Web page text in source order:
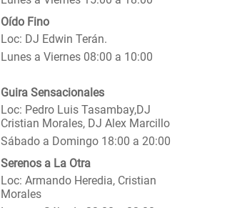
Oído Fino
Loc: DJ Edwin Terán.
Lunes a Viernes 08:00 a 10:00
Guira Sensacionales
Loc: Pedro Luis Tasambay,DJ
Cristian Morales, DJ Alex Marcillo
Sábado a Domingo 18:00 a 20:00
Serenos a La Otra
Loc: Armando Heredia, Cristian
Morales